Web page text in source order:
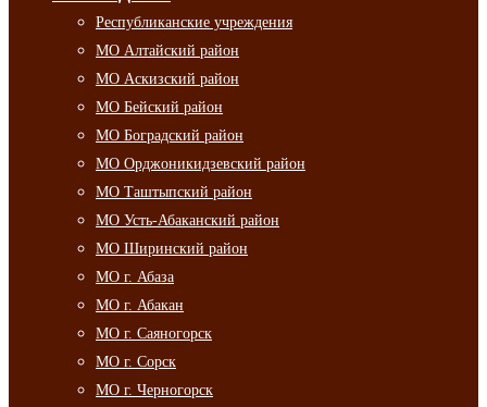
Республиканские учреждения
МО Алтайский район
МО Аскизский район
МО Бейский район
МО Боградский район
МО Орджоникидзевский район
МО Таштыпский район
МО Усть-Абаканский район
МО Ширинский район
МО г. Абаза
МО г. Абакан
МО г. Саяногорск
МО г. Сорск
МО г. Черногорск